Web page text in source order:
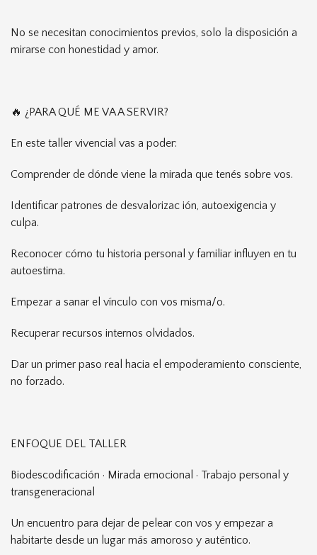
No se necesitan conocimientos previos, solo la disposición a
mirarse con honestidad y amor.
🔥 ¿PARA QUÉ ME VA A SERVIR?
En este taller vivencial vas a poder:
Comprender de dónde viene la mirada que tenés sobre vos.
Identificar patrones de desvalorizac ión, autoexigencia y
culpa.
Reconocer cómo tu historia personal y familiar influyen en tu
autoestima.
Empezar a sanar el vínculo con vos misma/o.
Recuperar recursos internos olvidados.
Dar un primer paso real hacia el empoderamiento consciente,
no forzado.
ENFOQUE DEL TALLER
Biodescodificación · Mirada emocional · Trabajo personal y
transgeneracional
Un encuentro para dejar de pelear con vos y empezar a
habitarte desde un lugar más amoroso y auténtico.